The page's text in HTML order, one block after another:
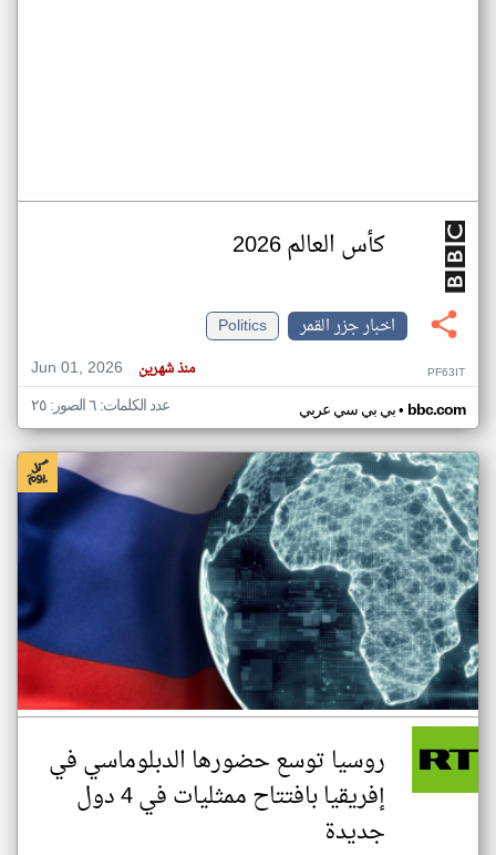
كأس العالم 2026
اخبار جزر القمر
Politics
Jun 01, 2026
منذ شهرين PF63IT
بي بي سي عربي• bbc.com عدد الكلمات: ٦ الصور: ٢٥
روسيا توسع حضورها الدبلوماسي في
إفريقيا بافتتاح ممثليات في 4 دول
جديدة